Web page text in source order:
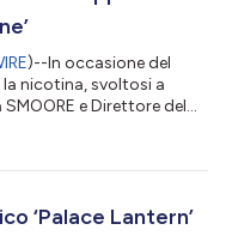
)--In occasione del
nicotina, svoltosi a
e Direttore del
e ha fornito un
presso SMOORE e
‘Palace Lantern’